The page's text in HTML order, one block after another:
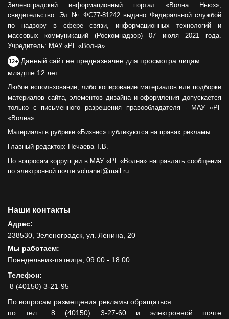
Зеленоградский информационный портал «Волна Ньюз»,
свидетельство: Эл № ФС77-81242 выдано Федеральной службой
по надзору в сфере связи, информационных технологий и
массовых коммуникаций (Роскомнадзор) 07 июля 2021 года.
Учредитель: МАУ «РГ «Волна».
12+ Данный сайт не предназначен для просмотра лицам
младше 12 лет.
Любое использование, либо копирование материалов или подборки
материалов сайта, элементов дизайна и оформления допускается
только с письменного разрешения правообладателя - МАУ «РГ
«Волна».
Материалы в рубрике «Бизнес» публикуются на правах рекламы.
Главный редактор: Нечаева Т.В.
По вопросам коррупции в МАУ «РГ «Волна» направлять сообщения
по электронной почте volnanet@mail.ru
Наши контакты
Адрес:
238530, Зеленоградск, ул. Ленина, 20
Мы работаем:
Понедельник-пятница, 09:00 - 18:00
Телефон:
8 (40150) 3-21-95
По вопросам размещения рекламы обращаться
по тел.: 8 (40150) 3-27-60 и электронной почте